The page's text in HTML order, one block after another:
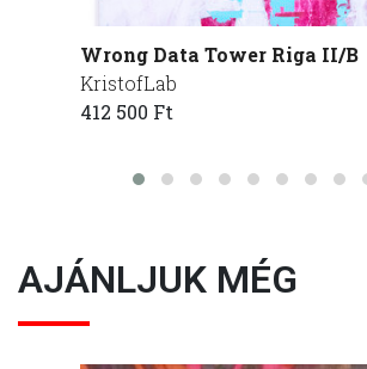
Wrong Data Tower Riga II/B
KristofLab
412 500 Ft
AJÁNLJUK MÉG